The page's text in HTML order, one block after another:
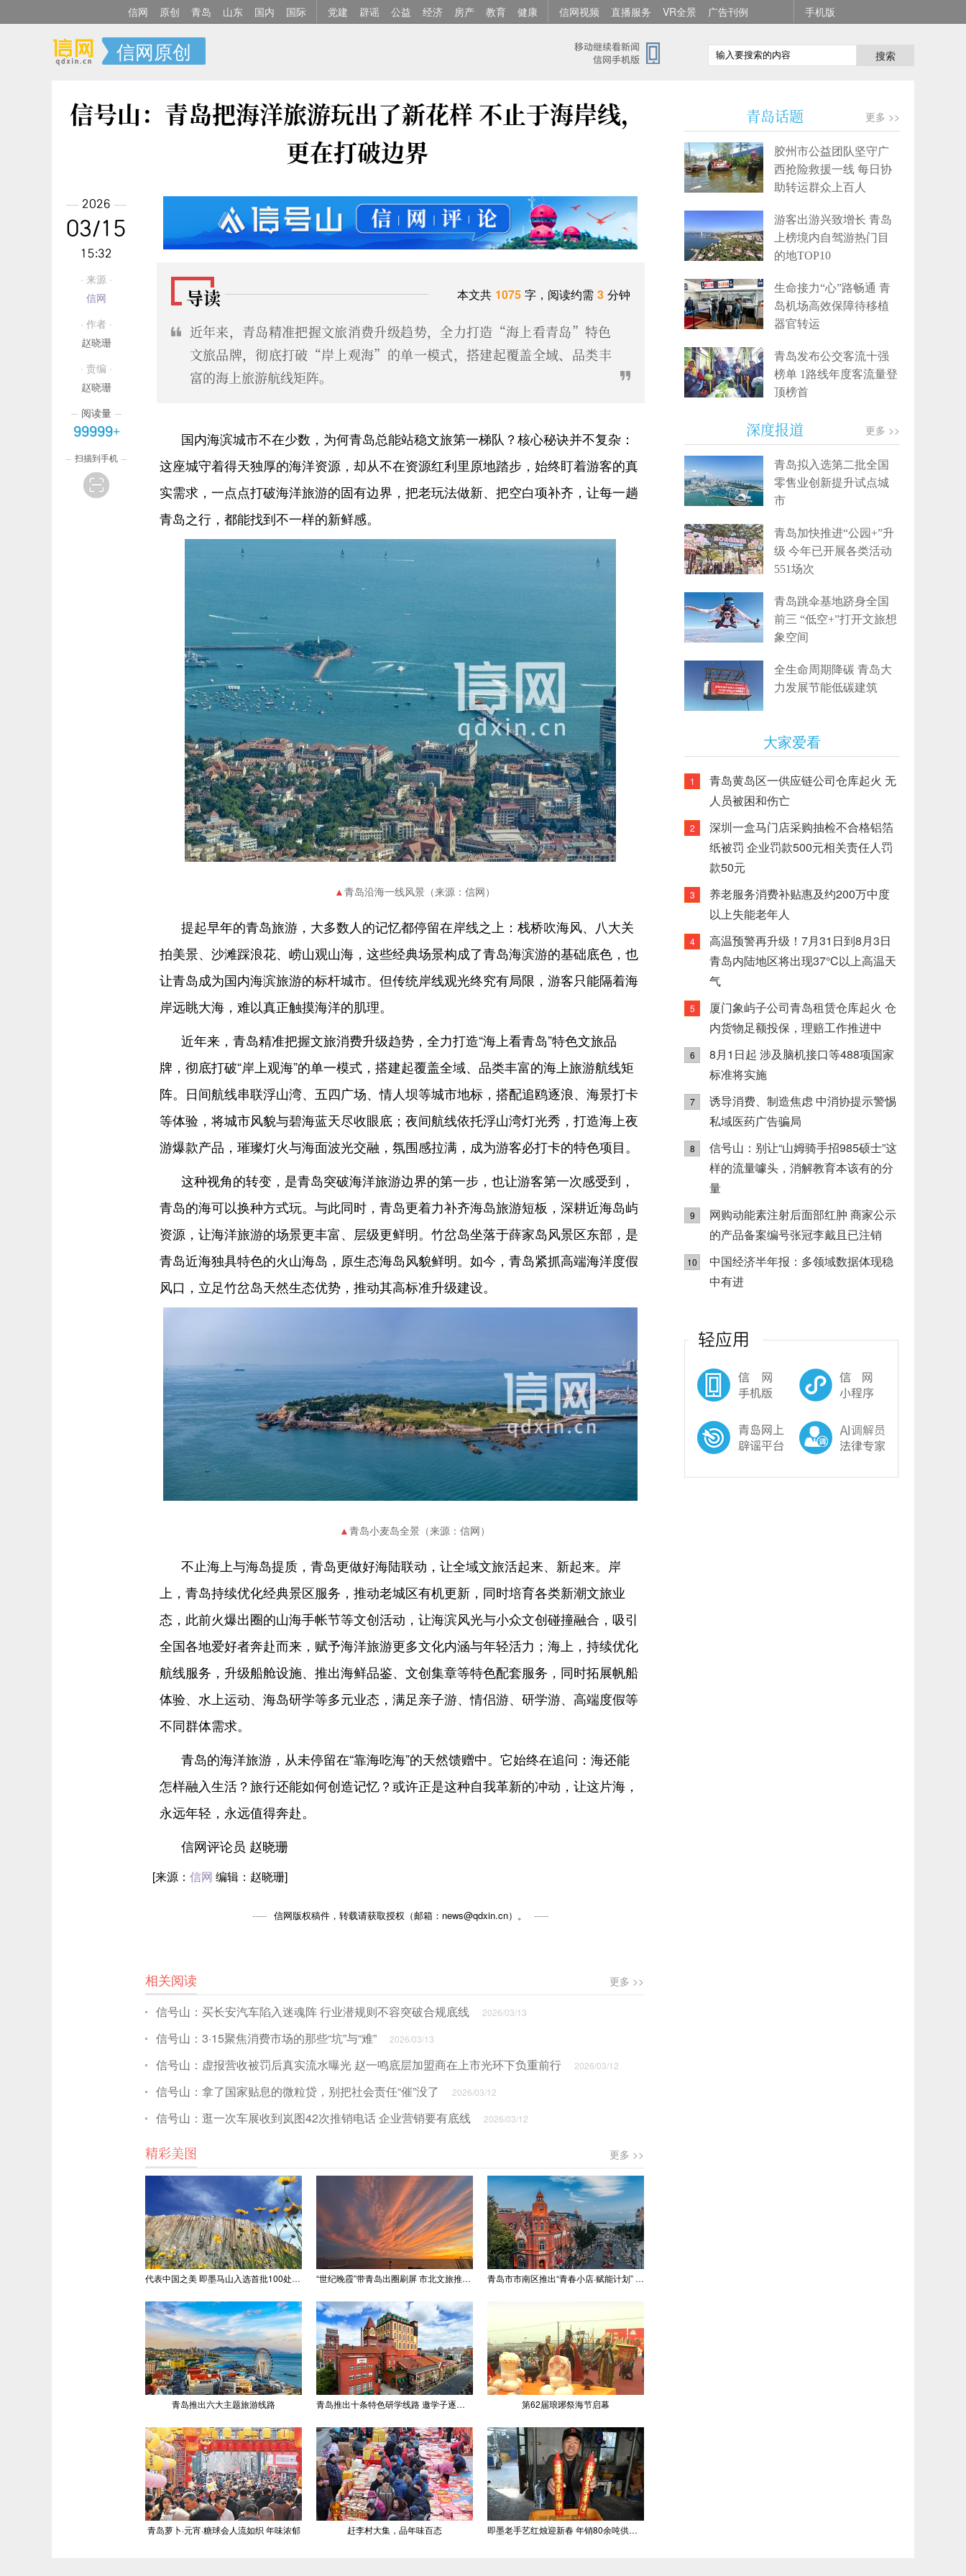
信网 原创 青岛 山东 国内 国际 党建 辟谣 公益 经济 房产 教育 健康 信网视频 直播服务 VR全景 广告刊例 手机版
信网原创 搜索
信号山：青岛把海洋旅游玩出了新花样 不止于海岸线，
更在打破边界
国内海滨城市不在少数，为何青岛总能站稳文旅第一梯队？核心秘诀并不复杂：
这座城守着得天独厚的海洋资源，却从不在资源红利里原地踏步，始终盯着游客的真
实需求，一点点打破海洋旅游的固有边界，把老玩法做新、把空白项补齐，让每一趟
青岛之行，都能找到不一样的新鲜感。
青岛沿海一线风景（来源：信网）
提起早年的青岛旅游，大多数人的记忆都停留在岸线之上：栈桥吹海风、八大关
拍美景、沙滩踩浪花、崂山观山海，这些经典场景构成了青岛海滨游的基础底色，也
让青岛成为国内海滨旅游的标杆城市。但传统岸线观光终究有局限，游客只能隔着海
岸远眺大海，难以真正触摸海洋的肌理。
近年来，青岛精准把握文旅消费升级趋势，全力打造“海上看青岛”特色文旅品
牌，彻底打破“岸上观海”的单一模式，搭建起覆盖全域、品类丰富的海上旅游航线矩
阵。日间航线串联浮山湾、五四广场、情人坝等城市地标，搭配追鸥逐浪、海景打卡
等体验，将城市风貌与碧海蓝天尽收眼底；夜间航线依托浮山湾灯光秀，打造海上夜
游爆款产品，璀璨灯火与海面波光交融，氛围感拉满，成为游客必打卡的特色项目。
这种视角的转变，是青岛突破海洋旅游边界的第一步，也让游客第一次感受到，
青岛的海可以换种方式玩。与此同时，青岛更着力补齐海岛旅游短板，深耕近海岛屿
资源，让海洋旅游的场景更丰富、层级更鲜明。竹岔岛坐落于薛家岛风景区东部，是
青岛近海独具特色的火山海岛，原生态海岛风貌鲜明。如今，青岛紧抓高端海洋度假
风口，立足竹岔岛天然生态优势，推动其高标准升级建设。
青岛小麦岛全景（来源：信网）
不止海上与海岛提质，青岛更做好海陆联动，让全域文旅活起来、新起来。岸
上，青岛持续优化经典景区服务，推动老城区有机更新，同时培育各类新潮文旅业
态，此前火爆出圈的山海手帐节等文创活动，让海滨风光与小众文创碰撞融合，吸引
全国各地爱好者奔赴而来，赋予海洋旅游更多文化内涵与年轻活力；海上，持续优化
航线服务，升级船舱设施、推出海鲜品鉴、文创集章等特色配套服务，同时拓展帆船
体验、水上运动、海岛研学等多元业态，满足亲子游、情侣游、研学游、高端度假等
不同群体需求。
青岛的海洋旅游，从未停留在“靠海吃海”的天然馈赠中。它始终在追问：海还能
怎样融入生活？旅行还能如何创造记忆？或许正是这种自我革新的冲动，让这片海，
永远年轻，永远值得奔赴。
信网评论员 赵晓珊
[来源： 信网 编辑：赵晓珊]
导读 本文共 1075 字，阅读约需 3 分钟
近年来，青岛精准把握文旅消费升级趋势，全力打造“海上看青岛”特色
文旅品牌，彻底打破“岸上观海”的单一模式，搭建起覆盖全域、品类丰
富的海上旅游航线矩阵。
信网版权稿件，转载请获取授权（邮箱：news@qdxin.cn）。
相关阅读 更多 >>
信号山：买长安汽车陷入迷魂阵 行业潜规则不容突破合规底线 2026/03/13
信号山：3·15聚焦消费市场的那些“坑”与“难” 2026/03/13
信号山：虚报营收被罚后真实流水曝光 赵一鸣底层加盟商在上市光环下负重前行 2026/03/12
信号山：拿了国家贴息的微粒贷，别把社会责任“催”没了 2026/03/12
信号山：逛一次车展收到岚图42次推销电话 企业营销要有底线 2026/03/12
精彩美图 更多 >>
代表中国之美 即墨马山入选首批100处“美丽中国打卡点” “世纪晚霞”带青岛出圈刷屏 市北文旅推出精品线路 青岛市市南区推出“青春小店·赋能计划” 聚满青岛温情
青岛推出六大主题旅游线路 青岛推出十条特色研学线路 邀学子逐梦深蓝探知山海 第62届琅琊祭海节启幕
青岛萝卜·元宵·糖球会人流如织 年味浓郁 赶李村大集，品年味百态 即墨老手艺红烛迎新春 年销80余吨供不应求
2026
03/15
15:32
· 来源 ·
信网
· 作者 ·
赵晓珊
· 责编 ·
赵晓珊
阅读量
99999+
扫描到手机
青岛话题 更多 >>
胶州市公益团队坚守广
西抢险救援一线 每日协
助转运群众上百人
游客出游兴致增长 青岛
上榜境内自驾游热门目
的地TOP10
生命接力“心”路畅通 青
岛机场高效保障待移植
器官转运
青岛发布公交客流十强
榜单 1路线年度客流量登
顶榜首
深度报道 更多 >>
青岛拟入选第二批全国
零售业创新提升试点城
市
青岛加快推进“公园+”升
级 今年已开展各类活动
551场次
青岛跳伞基地跻身全国
前三 “低空+”打开文旅想
象空间
全生命周期降碳 青岛大
力发展节能低碳建筑
大家爱看
1
青岛黄岛区一供应链公司仓库起火 无
人员被困和伤亡
2
深圳一盒马门店采购抽检不合格铝箔
纸被罚 企业罚款500元相关责任人罚
款50元
3
养老服务消费补贴惠及约200万中度
以上失能老年人
4
高温预警再升级！7月31日到8月3日
青岛内陆地区将出现37°C以上高温天
气
5
厦门象屿子公司青岛租赁仓库起火 仓
内货物足额投保，理赔工作推进中
6
8月1日起 涉及脑机接口等488项国家
标准将实施
7
诱导消费、制造焦虑 中消协提示警惕
私域医药广告骗局
8
信号山：别让“山姆骑手招985硕士”这
样的流量噱头，消解教育本该有的分
量
9
网购动能素注射后面部红肿 商家公示
的产品备案编号张冠李戴且已注销
10
中国经济半年报：多领域数据体现稳
中有进